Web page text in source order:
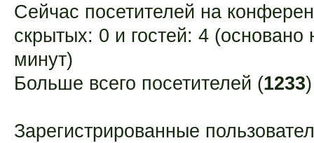
Сейчас посетителей на
скрытых: 0 и гостей: 4 (основано
минут)
Больше всего посетителей (1233
Зарегистрированные